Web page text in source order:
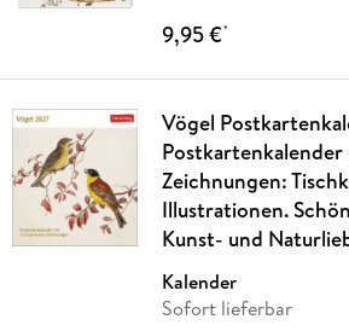
9,95 €*
Vögel
Zeichnungen:
Illustrationen.
Kunst- und
Kalender
Sofort lieferbar